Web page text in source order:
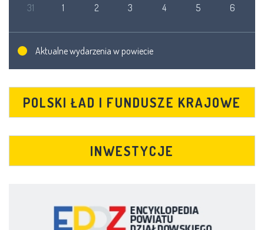
31 1 2 3 4 5 6
Aktualne wydarzenia w powiecie
POLSKI ŁAD I FUNDUSZE KRAJOWE
INWESTYCJE